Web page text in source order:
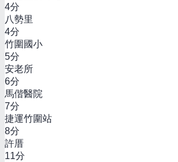
4分
八勢里
4分
竹圍國小
5分
安老所
6分
馬偕醫院
7分
捷運竹圍站
8分
許厝
11分